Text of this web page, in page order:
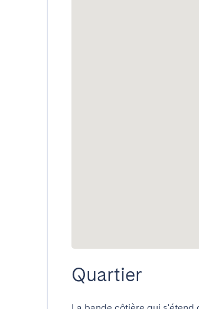
Quartier